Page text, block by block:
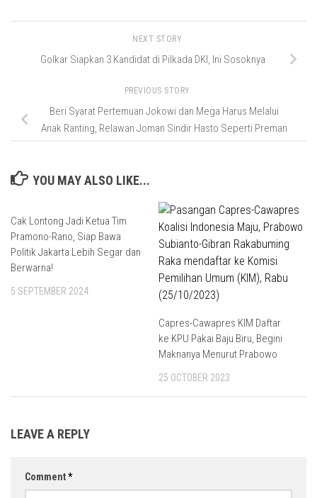
NEXT STORY
Golkar Siapkan 3 Kandidat di Pilkada DKI, Ini Sosoknya
PREVIOUS STORY
Beri Syarat Pertemuan Jokowi dan Mega Harus Melalui
Anak Ranting, Relawan Joman Sindir Hasto Seperti Preman
YOU MAY ALSO LIKE...
Cak Lontong Jadi Ketua Tim
Pramono-Rano, Siap Bawa
Politik Jakarta Lebih Segar dan
Berwarna!
5 SEPTEMBER 2024
Capres-Cawapres KIM Daftar
ke KPU Pakai Baju Biru, Begini
Maknanya Menurut Prabowo
25 OCTOBER 2023
LEAVE A REPLY
Comment*